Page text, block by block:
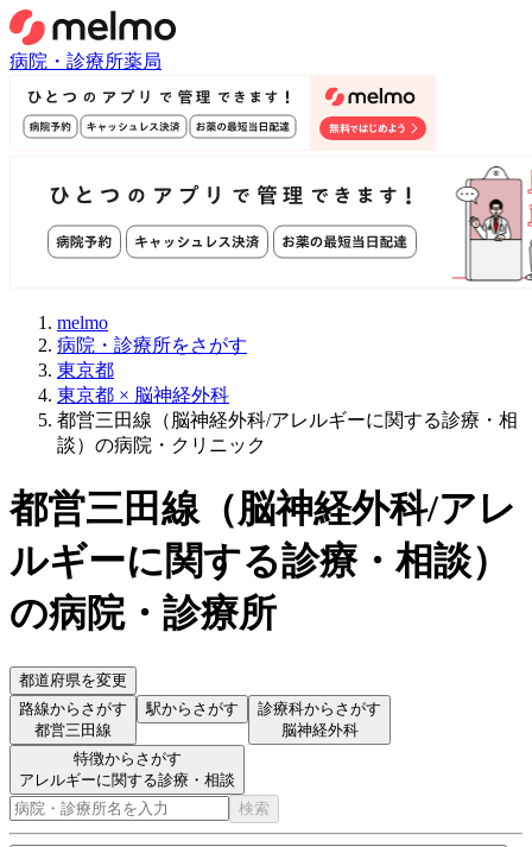
病院・診療所薬局
melmo
病院・診療所をさがす
東京都
東京都 × 脳神経外科
都営三田線（脳神経外科/アレルギーに関する診療・相
談）の病院・クリニック
都営三田線（脳神経外科/アレ
ルギーに関する診療・相談）
の病院・診療所
都道府県を変更
路線からさがす
都営三田線
駅からさがす
診療科からさがす
脳神経外科
特徴からさがす
アレルギーに関する診療・相談
検索